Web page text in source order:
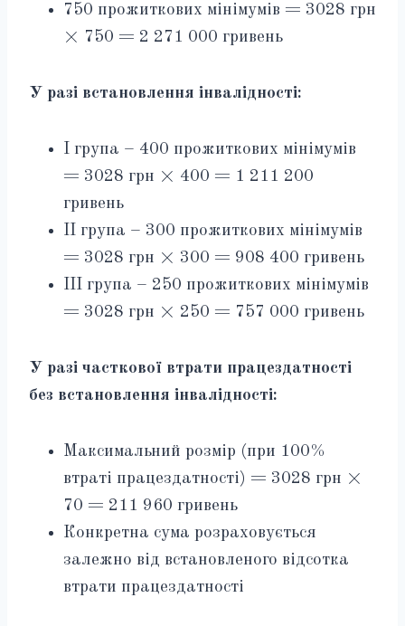
750 прожиткових мінімумів = 3028 грн
× 750 = 2 271 000 гривень
У разі встановлення інвалідності:
I група – 400 прожиткових мінімумів
= 3028 грн × 400 = 1 211 200
гривень
II група – 300 прожиткових мінімумів
= 3028 грн × 300 = 908 400 гривень
III група – 250 прожиткових мінімумів
= 3028 грн × 250 = 757 000 гривень
У разі часткової втрати працездатності
без встановлення інвалідності:
Максимальний розмір (при 100%
втраті працездатності) = 3028 грн ×
70 = 211 960 гривень
Конкретна сума розраховується
залежно від встановленого відсотка
втрати працездатності